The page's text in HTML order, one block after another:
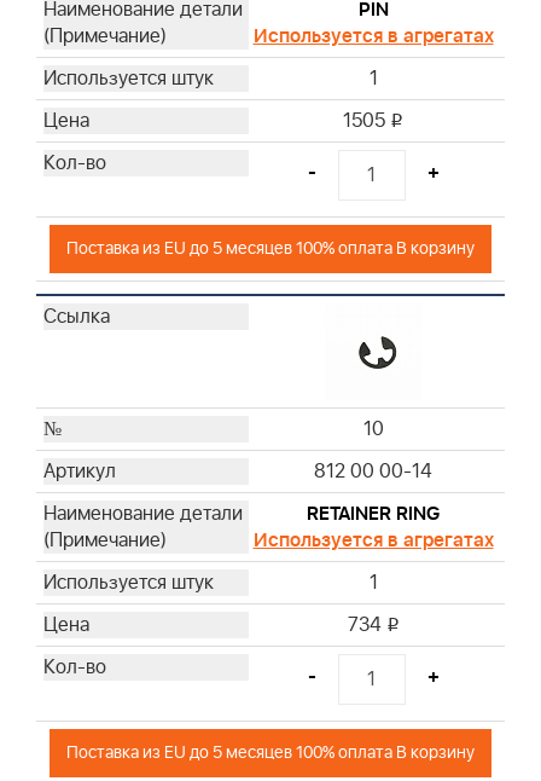
PIN
Используется в агрегатах
1
1505 i
- +
Поставка из EU до 5 месяцев 100% оплата В корзину
10
812 00 00-14
RETAINER RING
Используется в агрегатах
1
734 i
- +
Поставка из EU до 5 месяцев 100% оплата В корзину